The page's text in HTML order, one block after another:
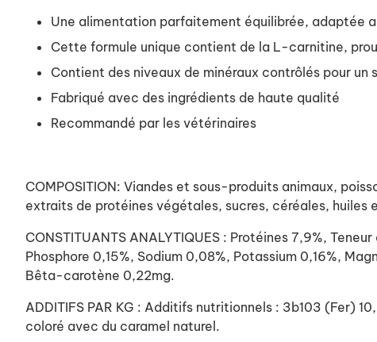
Une alimentation parfaitement équilibrée, adaptée
Cette formule unique contient de la L-carnitine,
Contient des niveaux de minéraux contrôlés pour un
Fabriqué avec des ingrédients de haute qualité
Recommandé par les vétérinaires
COMPOSITION: Viandes et sous-produits animaux,
extraits de protéines végétales, sucres, céréales, huiles
CONSTITUANTS ANALYTIQUES : Protéines 7,9%,
Phosphore 0,15%, Sodium 0,08%, Potassium 0,16%,
Bêta-carotène 0,22mg.
ADDITIFS PAR KG : Additifs nutritionnels : 3b103 (Fer)
coloré avec du caramel naturel.